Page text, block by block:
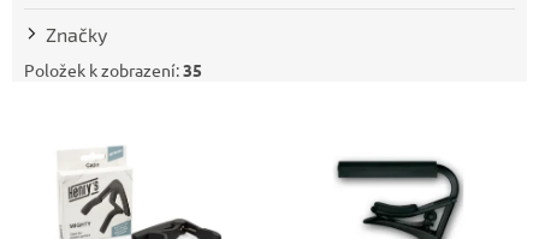
Značky
Položek k zobrazení:35